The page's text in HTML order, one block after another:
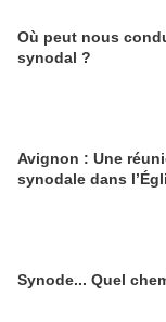
Où peut nous
synodal ?
Avignon : Une
synodale dans
Synode... Quel